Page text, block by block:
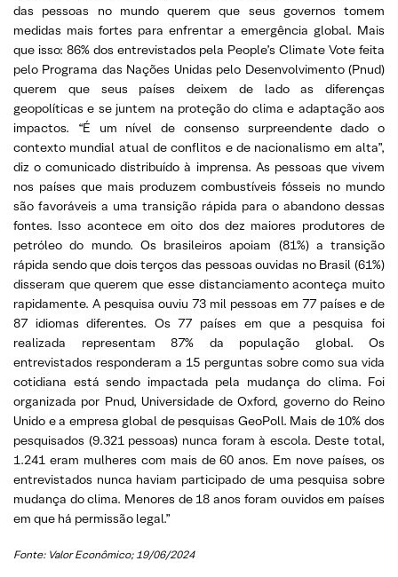
das pessoas no mundo querem que seus governos tomem
medidas mais fortes para enfrentar a emergência global. Mais
que isso: 86% dos entrevistados pela People’s Climate Vote feita
pelo Programa das Nações Unidas pelo Desenvolvimento (Pnud)
querem que seus países deixem de lado as diferenças
geopolíticas e se juntem na proteção do clima e adaptação aos
impactos. “É um nível de consenso surpreendente dado o
contexto mundial atual de conflitos e de nacionalismo em alta”,
diz o comunicado distribuído à imprensa. As pessoas que vivem
nos países que mais produzem combustíveis fósseis no mundo
são favoráveis a uma transição rápida para o abandono dessas
fontes. Isso acontece em oito dos dez maiores produtores de
petróleo do mundo. Os brasileiros apoiam (81%) a transição
rápida sendo que dois terços das pessoas ouvidas no Brasil (61%)
disseram que querem que esse distanciamento aconteça muito
rapidamente. A pesquisa ouviu 73 mil pessoas em 77 países e de
87 idiomas diferentes. Os 77 países em que a pesquisa foi
realizada representam 87% da população global. Os
entrevistados responderam a 15 perguntas sobre como sua vida
cotidiana está sendo impactada pela mudança do clima. Foi
organizada por Pnud, Universidade de Oxford, governo do Reino
Unido e a empresa global de pesquisas GeoPoll. Mais de 10% dos
pesquisados (9.321 pessoas) nunca foram à escola. Deste total,
1.241 eram mulheres com mais de 60 anos. Em nove países, os
entrevistados nunca haviam participado de uma pesquisa sobre
mudança do clima. Menores de 18 anos foram ouvidos em países
em que há permissão legal.”
Fonte: Valor Econômico; 19/06/2024